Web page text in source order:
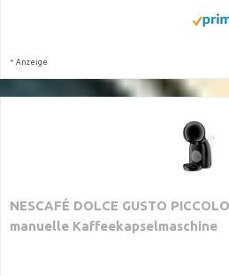
* Anzeige
NESCAFÉ DOLCE GUSTO
manuelle Kaffeekapselmaschine